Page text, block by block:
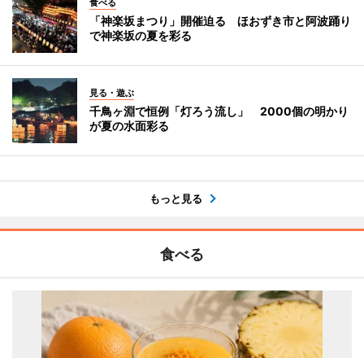
「神楽坂まつり」開催迫る ほおずき市と阿波踊り
で神楽坂の夏を彩る
見る・遊ぶ
千鳥ヶ淵で恒例「灯ろう流し」 2000個の明かり
が夏の水面彩る
もっと見る
食べる